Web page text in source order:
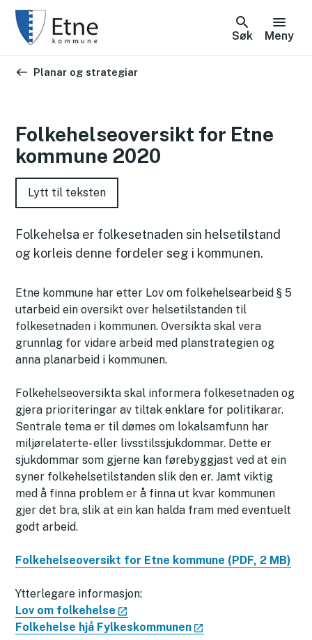
Søk Meny
Du er her:
Planar og strategiar
Folkehelseoversikt for Etne
kommune 2020
Lytt til teksten
Folkehelsa er folkesetnaden sin helsetilstand
og korleis denne fordeler seg i kommunen.
Etne kommune har etter Lov om folkehelsearbeid § 5
utarbeid ein oversikt over helsetilstanden til
folkesetnaden i kommunen. Oversikta skal vera
grunnlag for vidare arbeid med planstrategien og
anna planarbeid i kommunen.
Folkehelseoversikta skal informera folkesetnaden og
gjera prioriteringar av tiltak enklare for politikarar.
Sentrale tema er til dømes om lokalsamfunn har
miljørelaterte- eller livsstilssjukdommar. Dette er
sjukdommar som gjerne kan førebyggjast ved at ein
syner folkehelsetilstanden slik den er. Jamt viktig
med å finna problem er å finna ut kvar kommunen
gjer det bra, slik at ein kan halda fram med eventuelt
godt arbeid.
Folkehelseoversikt for Etne kommune (PDF, 2 MB)
Ytterlegare informasjon:
Lov om folkehelse
Folkehelse hjå Fylkeskommunen